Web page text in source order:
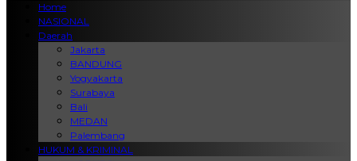
Home
NASIONAL
Daerah
Jakarta
BANDUNG
Yogyakarta
Surabaya
Bali
MEDAN
Palembang
HUKUM & KRIMINAL